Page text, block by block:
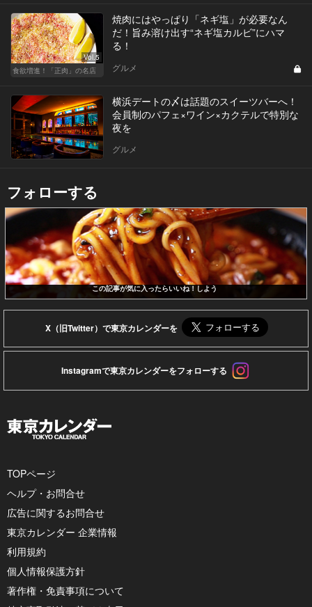
Vol.5
食欲増進！「正肉」の名店
焼肉にはやっぱり「ネギ塩」が必要なん
だ！旨み溶け出す“ネギ塩カルビ”にハマ
る！
グルメ
横浜デートの〆は話題のスイーツバーへ！
会員制のパフェ×ワイン×カクテルで特別な
夜を
グルメ
フォローする
この記事が気に入ったらいいね！しよう
X（旧Twitter）で東京カレンダーを
Instagramで東京カレンダーをフォローする
TOPページ
ヘルプ・お問合せ
広告に関するお問合せ
東京カレンダー 企業情報
利用規約
個人情報保護方針
著作権・免責事項について